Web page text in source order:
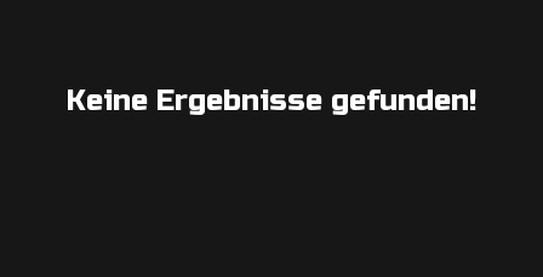
Keine Ergebnisse gefunden!